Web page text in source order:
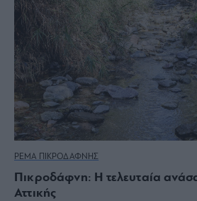
ΡΕΜΑ ΠΙΚΡΟΔΑΦΝΗΣ
Πικροδάφνη: Η τελευταία
Αττικής